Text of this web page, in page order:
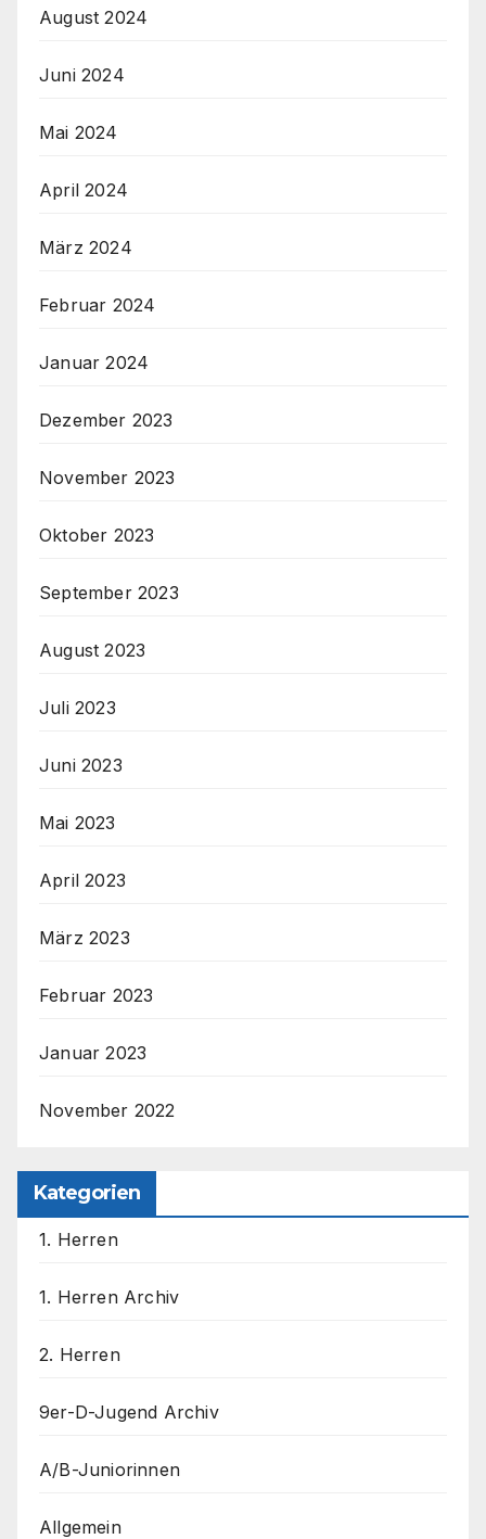
August 2024
Juni 2024
Mai 2024
April 2024
März 2024
Februar 2024
Januar 2024
Dezember 2023
November 2023
Oktober 2023
September 2023
August 2023
Juli 2023
Juni 2023
Mai 2023
April 2023
März 2023
Februar 2023
Januar 2023
November 2022
Kategorien
1. Herren
1. Herren Archiv
2. Herren
9er-D-Jugend Archiv
A/B-Juniorinnen
Allgemein